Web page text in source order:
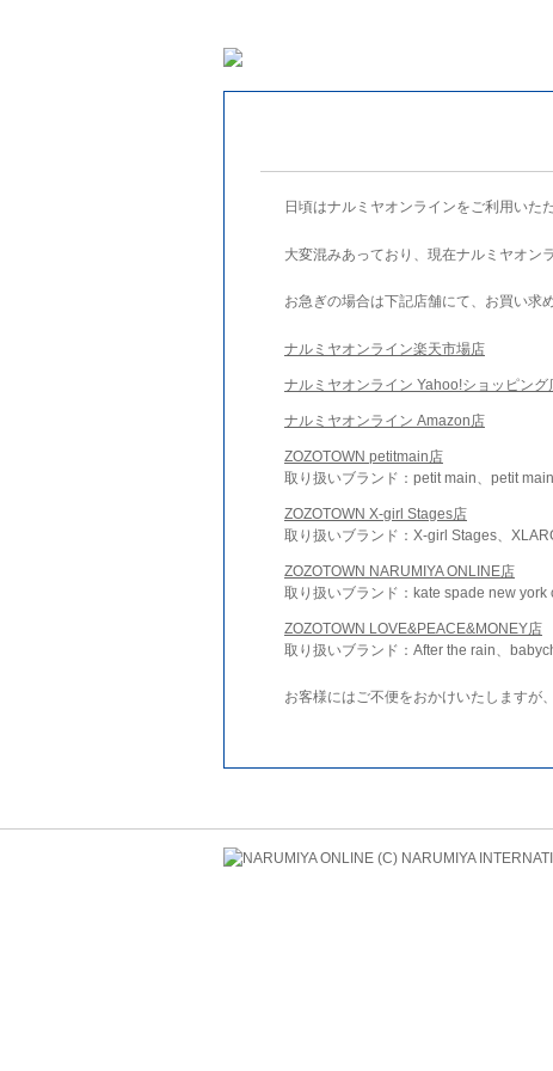
日頃はナルミヤオンラインをご利用いた
大変混みあっており、現在ナルミヤオン
お急ぎの場合は下記店舗にて、お買い求
ナルミヤオンライン楽天市場店
ナルミヤオンライン Yahoo!ショッピング
ナルミヤオンライン Amazon店
ZOZOTOWN petitmain店
取り扱いブランド：petit main、petit
ZOZOTOWN X-girl Stages店
取り扱いブランド：X-girl Stages、
ZOZOTOWN NARUMIYA ONLINE店
取り扱いブランド：kate spade new
ZOZOTOWN LOVE&PEACE&MONEY店
取り扱いブランド：After the rain、
お客様にはご不便をおかけいたしますが